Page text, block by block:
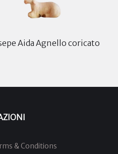
Aida Agnello coricato
& Conditions